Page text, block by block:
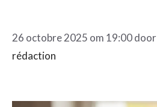
26 octobre 2025 om 19:00 door
rédaction